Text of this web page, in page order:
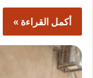
أكمل القراءة »